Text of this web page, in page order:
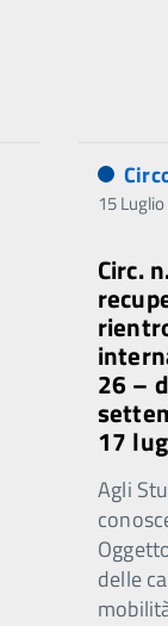
15
Circ.
26 –
17
Agli
delle